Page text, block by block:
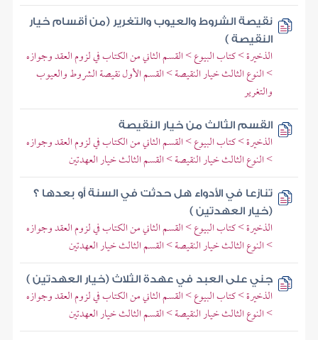
نقيصة الشروط والعيوب والتغرير (من أقسام خيار
النقيصة )
الذخيرة > كتاب البيوع > القسم الثاني من الكتاب في لزوم العقد وجوازه
> النوع الثالث خيار النقيصة > القسم الأول نقيصة الشروط والعيوب
والتغرير
القسم الثالث من خيار النقيصة
الذخيرة > كتاب البيوع > القسم الثاني من الكتاب في لزوم العقد وجوازه
> النوع الثالث خيار النقيصة > القسم الثالث خيار العهدتين
تنازعا في الأدواء هل حدثت في السنة أو بعدها ؟
(خيار العهدتين )
الذخيرة > كتاب البيوع > القسم الثاني من الكتاب في لزوم العقد وجوازه
> النوع الثالث خيار النقيصة > القسم الثالث خيار العهدتين
جني على العبد في عهدة الثلاث (خيار العهدتين )
الذخيرة > كتاب البيوع > القسم الثاني من الكتاب في لزوم العقد وجوازه
> النوع الثالث خيار النقيصة > القسم الثالث خيار العهدتين